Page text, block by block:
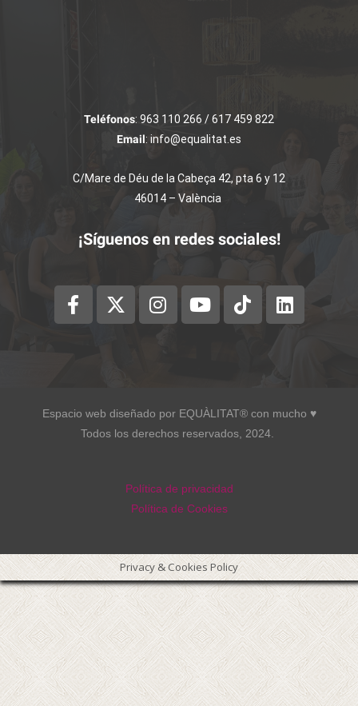
Teléfonos: 963 110 266 / 617 459 822
Email: info@equalitat.es
C/Mare de Déu de la Cabeça 42, pta 6 y 12
46014 – València
¡Síguenos en redes sociales!
Espacio web diseñado por EQUÀLITAT® con mucho ♥︎
Todos los derechos reservados, 2024.
Política de privacidad
Política de Cookies
Privacy & Cookies Policy